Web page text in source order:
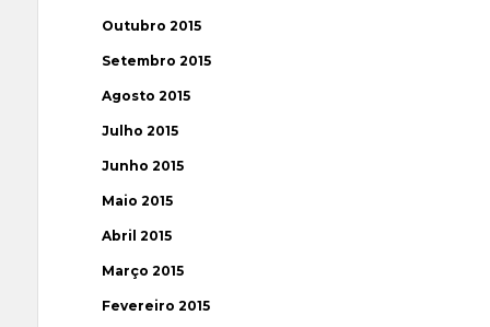
Outubro 2015
Setembro 2015
Agosto 2015
Julho 2015
Junho 2015
Maio 2015
Abril 2015
Março 2015
Fevereiro 2015